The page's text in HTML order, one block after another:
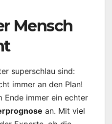
Mensch
superschlau sind:
immer an den Plan!
Ende immer ein echter
an. Mit viel